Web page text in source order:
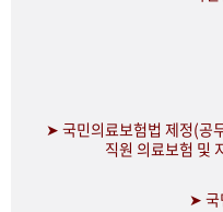
➤ 국민의료보험법 제정(공
직원 의료보험 및
➤ 국